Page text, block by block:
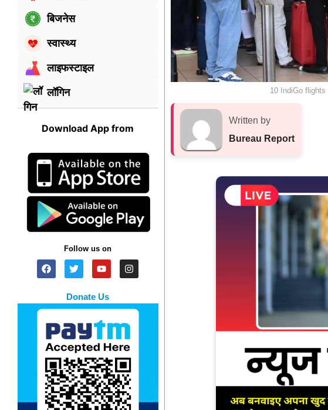
बिजनेस
स्वास्थ्य
लाइफस्टाइल
लॉगिन
Download App from
Follow us on
Donate Us
10 IndiGo
Written by
Bureau Report